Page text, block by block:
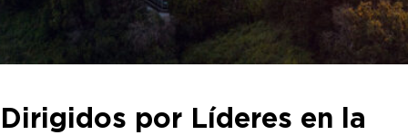
Dirigidos por Líderes en la